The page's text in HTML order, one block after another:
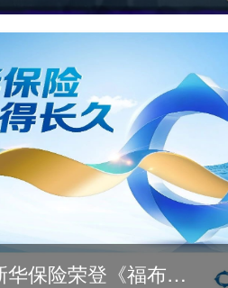
第378位！新华保险荣登《福布斯》全球500强